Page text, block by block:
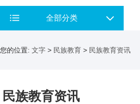
全部分类
您的位置: 文字 > 民族教育 > 民族教育资讯
民族教育资讯